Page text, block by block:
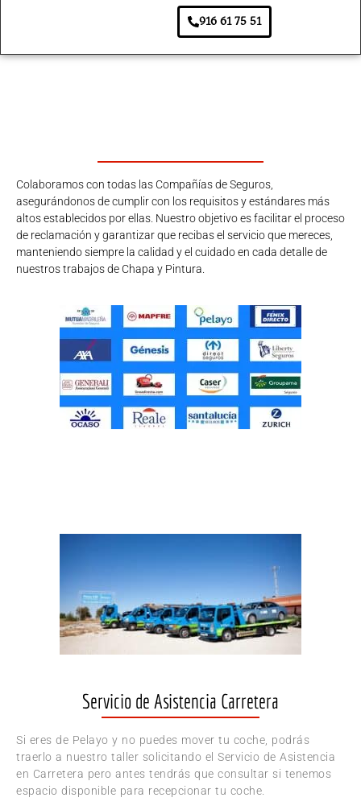
916 61 75 51
Colaboramos con todas las Compañías de Seguros,
asegurándonos de cumplir con los requisitos y estándares más
altos establecidos por ellas. Nuestro objetivo es facilitar el proceso
de reclamación y garantizar que recibas el servicio que mereces,
manteniendo siempre la calidad y el cuidado en cada detalle de
nuestros trabajos de Chapa y Pintura.
Servicio de Asistencia Carretera
Si eres de Pelayo y no puedes mover tu coche, podrás
traerlo a nuestro taller solicitando el Servicio de Asistencia
en Carretera pero antes tendrás que consultar si tenemos
espacio disponible para recepcionar tu coche.